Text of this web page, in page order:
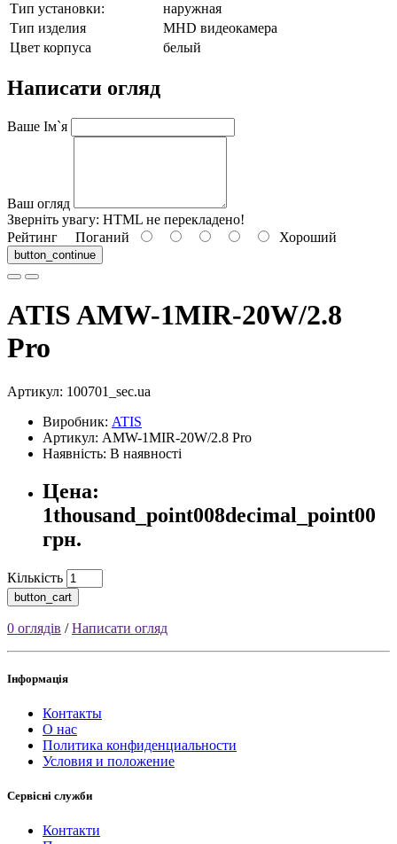
Тип установки:
наружная
Тип изделия
MHD видеокамера
Цвет корпуса
белый
Написати огляд
Ваше Ім`я
Ваш огляд
Зверніть увагу: HTML не перекладено!
Рейтинг Поганий Хороший
button_continue
ATIS AMW-1MIR-20W/2.8
Pro
Артикул: 100701_sec.ua
Виробник: ATIS
Артикул: AMW-1MIR-20W/2.8 Pro
Наявність: В наявності
Цена:
1thousand_point008decimal_point00
грн.
Кількість
button_cart
0 оглядів /Написати огляд
Інформація
Контакты
О нас
Политика конфиденциальности
Условия и положение
Сервісні служби
Контакти